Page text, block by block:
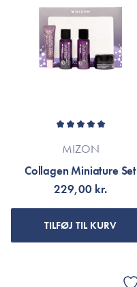
MIZON
Collagen Miniature Set
229,00 kr.
TILFØJ TIL KURV